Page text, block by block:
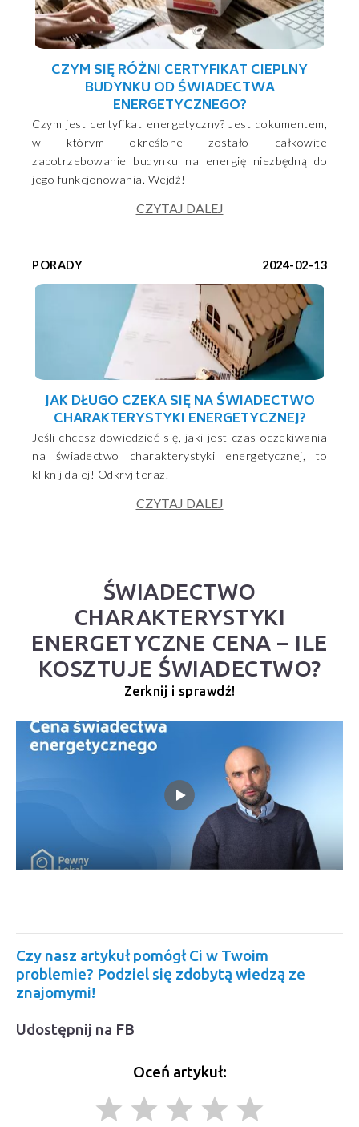
CZYM SIĘ RÓŻNI CERTYFIKAT CIEPLNY
BUDYNKU OD ŚWIADECTWA
ENERGETYCZNEGO?
Czym jest certyfikat energetyczny? Jest dokumentem,
w którym określone zostało całkowite
zapotrzebowanie budynku na energię niezbędną do
jego funkcjonowania. Wejdź!
CZYTAJ DALEJ
PORADY 2024-02-13
JAK DŁUGO CZEKA SIĘ NA ŚWIADECTWO
CHARAKTERYSTYKI ENERGETYCZNEJ?
Jeśli chcesz dowiedzieć się, jaki jest czas oczekiwania
na świadectwo charakterystyki energetycznej, to
kliknij dalej! Odkryj teraz.
CZYTAJ DALEJ
ŚWIADECTWO
CHARAKTERYSTYKI
ENERGETYCZNE CENA – ILE
KOSZTUJE ŚWIADECTWO?
Zerknij i sprawdź!
Czy nasz artykuł pomógł Ci w Twoim
problemie? Podziel się zdobytą wiedzą ze
znajomymi!
Udostępnij na FB
Oceń artykuł:
grade grade grade grade grade